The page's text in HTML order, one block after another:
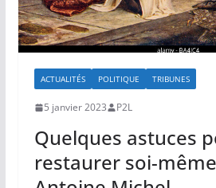
ACTUALITÉS POLITIQUE TRIBUNES
5 janvier 2023 P2L
Quelques astuces
restaurer soi-